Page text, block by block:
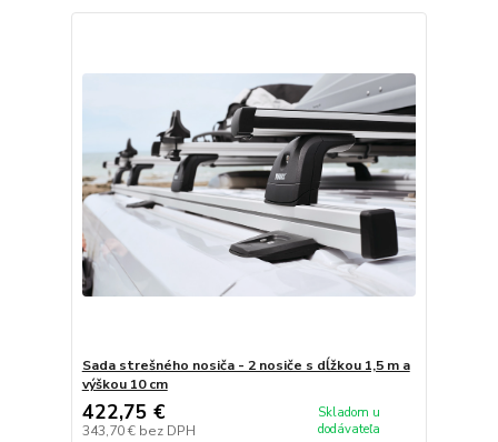
Sada strešného nosiča - 2 nosiče s dĺžkou 1,5 m a
výškou 10 cm
422,75 €
343,70 € bez DPH
Skladom u
dodávateľa